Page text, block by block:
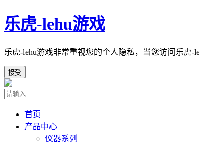
乐虎-lehu游戏
乐虎-lehu游戏非常重视您的个人隐私，当您访问乐虎
接受
首页
产品中心
仪器系列